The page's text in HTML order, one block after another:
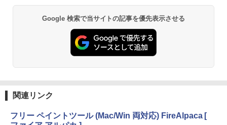
￥-
Amazon Kindle Colorsoft | 16GBストレ
ージ、防水、7インチカラーディスプレ
イ、色調調節ライト、最大8週間持続バッ
Google 検索で当サイトの記事を優先表示させる
関連リンク
フリー ペイントツール (Mac/Win 両対応) FireAlpaca [